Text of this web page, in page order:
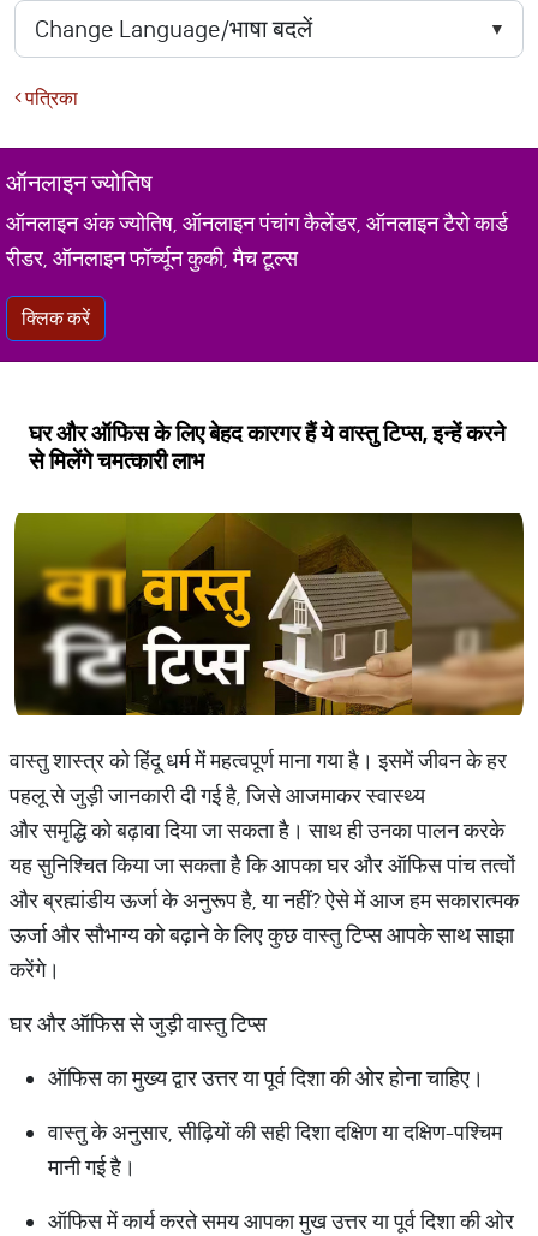
पत्रिका
ऑनलाइन ज्योतिष
ऑनलाइन अंक ज्योतिष, ऑनलाइन पंचांग कैलेंडर, ऑनलाइन टैरो कार्ड
रीडर, ऑनलाइन फॉर्च्यून कुकी, मैच टूल्स
क्लिक करें
घर और ऑफिस के लिए बेहद कारगर हैं ये वास्तु टिप्स, इन्हें करने
से मिलेंगे चमत्कारी लाभ
वास्तु शास्त्र को हिंदू धर्म में महत्वपूर्ण माना गया है। इसमें जीवन के हर
पहलू से जुड़ी जानकारी दी गई है, जिसे आजमाकर स्वास्थ्य
और समृद्धि को बढ़ावा दिया जा सकता है। साथ ही उनका पालन करके
यह सुनिश्चित किया जा सकता है कि आपका घर और ऑफिस पांच तत्वों
और ब्रह्मांडीय ऊर्जा के अनुरूप है, या नहीं? ऐसे में आज हम सकारात्मक
ऊर्जा और सौभाग्य को बढ़ाने के लिए कुछ वास्तु टिप्स आपके साथ साझा
करेंगे।
घर और ऑफिस से जुड़ी वास्तु टिप्स
ऑफिस का मुख्य द्वार उत्तर या पूर्व दिशा की ओर होना चाहिए।
वास्तु के अनुसार, सीढ़ियों की सही दिशा दक्षिण या दक्षिण-पश्चिम
मानी गई है।
ऑफिस में कार्य करते समय आपका मुख उत्तर या पूर्व दिशा की ओर